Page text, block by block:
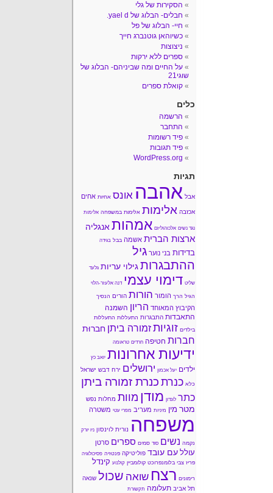
הסקירות של גלי
חבלים- הבלוג של yael d.
חיי- הבלוג של פל
כשיוהאן גוטנברג חייך
ניצוצות
ספרים ללא ירקות
על החיים ומה שביניהם- הבלוג של
שוגי21
קואלת ספרים
כלים
הרשמה
התחבר
פיד רשומות
פיד תגובות
WordPress.org
תגיות
אבל אהבה אונס אחיות אחים
אכזבה אלימות אלימות במשפחה אלימות
נגד נשים אלכוהוליזם אמהותאנגליה
ארצות הברית אשמה בבל בגידה
בדידות בני נוער גיל
ההתבגרות גילוי עריות גלעד
שליט דימוי עצמי דנה אלעזר-הלוי
הגיל הרך הומור הורות הורים הנסיך
הקיבוץ המאוחד הריון השמנה
התאבדות התבגרות התעללות התעללות
בילדים זוגיותזמורה ביתן חברוּת
חברות חטיפה חרדים טראומה
ידיעות אחרונות יואב כץ
ילדים יעל אכמון ירושלים ירח דבש ישראל
כלא כנרת כנרת זמורה ביתן
כתר לונדון מודן מוות מחלות נפש
מטר מין מיניות מעריב מפרי עטי משטרה
משפחה נורית לוינסון ניו יורק
נקמה נשים סוד סמים ספרים סרטן
עולל עם עובד פוליטיקה פנטזיה פסיכולוגיה
פריז צבי בלומנפרוכט קולומביין קולנוע קינדל
רימונים רצח שואה שכול שנאה
תל אביב תעלומה תקשורת